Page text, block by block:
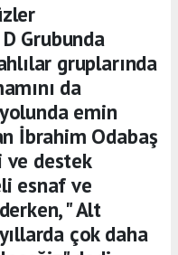
Grubunda
gruplarında
da
emin
İbrahim Odabaş
destek
esnaf ve
" Alt
çok daha